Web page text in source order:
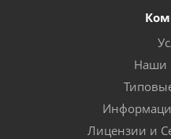
Наши
Лицензии и